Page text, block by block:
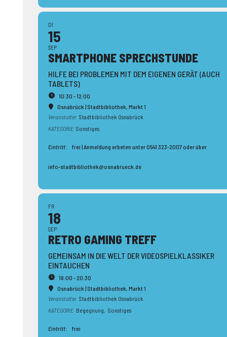
DI
15
SEP
SMARTPHONE SPRECH­STUNDE
HILFE BEI PROBLEMEN MIT DEM EIGENEN GERÄT (AUCH
TABLETS)
10:30 - 12:00
Osnabrück | Stadtbibliothek, Markt 1
Veranstalter Stadtbibliothek Osnabrück
KATEGORIE Sonstiges
Eintritt: frei | Anmeldung erbeten unter 0541 323-2007 oder über
info-stadtbibliothek@osnabrueck.de
FR
18
SEP
RETRO GAMING TREFF
GEMEINSAM IN DIE WELT DER VIDEOSPIELKLASSIKER
EINTAUCHEN
18:00 - 20:30
Osnabrück | Stadtbibliothek, Markt 1
Veranstalter Stadtbibliothek Osnabrück
KATEGORIE Begegnung, Sonstiges
Eintritt: frei